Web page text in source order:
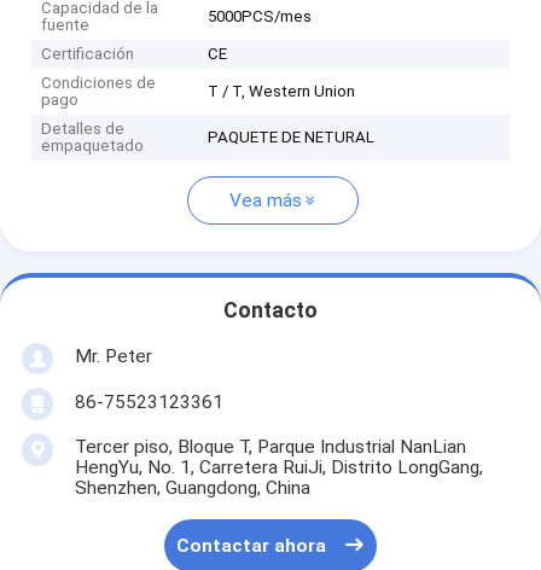
Capacidad de la
fuente
5000PCS/mes
Certificación
CE
Condiciones de
pago
T / T, Western Union
Detalles de
empaquetado
PAQUETE DE NETURAL
Vea más
Contacto
Mr. Peter
86-75523123361
Tercer piso, Bloque T, Parque Industrial NanLian
HengYu, No. 1, Carretera RuiJi, Distrito LongGang,
Shenzhen, Guangdong, China
Contactar ahora